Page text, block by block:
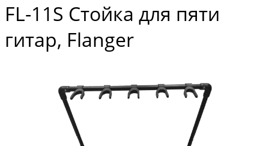
FL-11S Стойка для пяти
гитар, Flanger